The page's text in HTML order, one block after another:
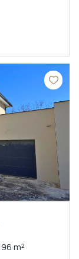
Maison 5 pièce(s) 3 chambre(s) 96 m²